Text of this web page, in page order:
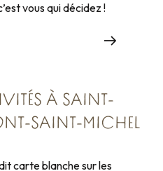
vous qui décidez !
de Saint-Malo
À SAINT-
SAINT-MICHEL
carte blanche sur les